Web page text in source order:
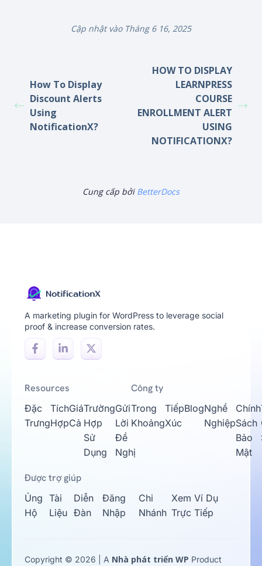
Cập nhật vào Tháng 6 16, 2025
How To Display
Discount Alerts
Using
NotificationX?
HOW TO DISPLAY
LEARNPRESS
COURSE
ENROLLMENT ALERT
USING
NOTIFICATIONX?
Cung cấp bởi BetterDocs
A marketing plugin for WordPress to leverage social
proof & increase conversion rates.
Resources
Đặc
Trưng
Tích
Hợp
Giá
Cả
Trường
Hợp
Sử
Dụng
Gửi
Lời
Đề
Nghị
Công ty
Trong
Khoảng
Tiếp
Xúc
BlogNghề
Nghiệp
Chính
Sách
Bảo
Mật
Được trợ giúp
Ủng
Hộ
Tài
Liệu
Diễn
Đàn
Đăng
Nhập
Chi
Nhánh
Xem Ví Dụ
Trực Tiếp
Copyright © 2026 | A Nhà phát triển WP Product